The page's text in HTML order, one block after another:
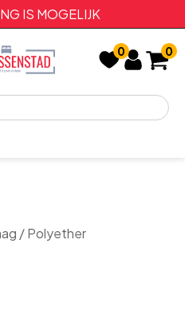
IS MOGELIJK
0 0
/ Polyether